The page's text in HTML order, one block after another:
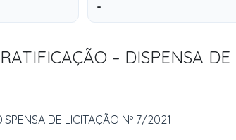
-
– DISPENSA DE
DE LICITAÇÃO Nº 7/2021